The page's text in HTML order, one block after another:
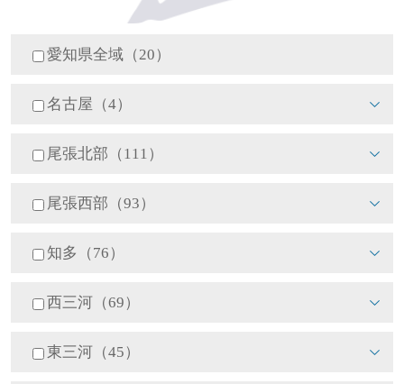
愛知県全域（20）
名古屋（4）
尾張北部（111）
尾張西部（93）
知多（76）
西三河（69）
東三河（45）